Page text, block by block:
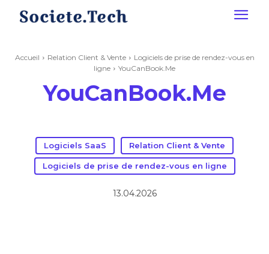
Accueil Relation Client & Vente
Logiciels de prise de rendez-vous en
ligne
YouCanBook.Me
YouCanBook.Me
Logiciels SaaS Relation Client & Vente
Logiciels de prise de rendez-vous en ligne
13.04.2026